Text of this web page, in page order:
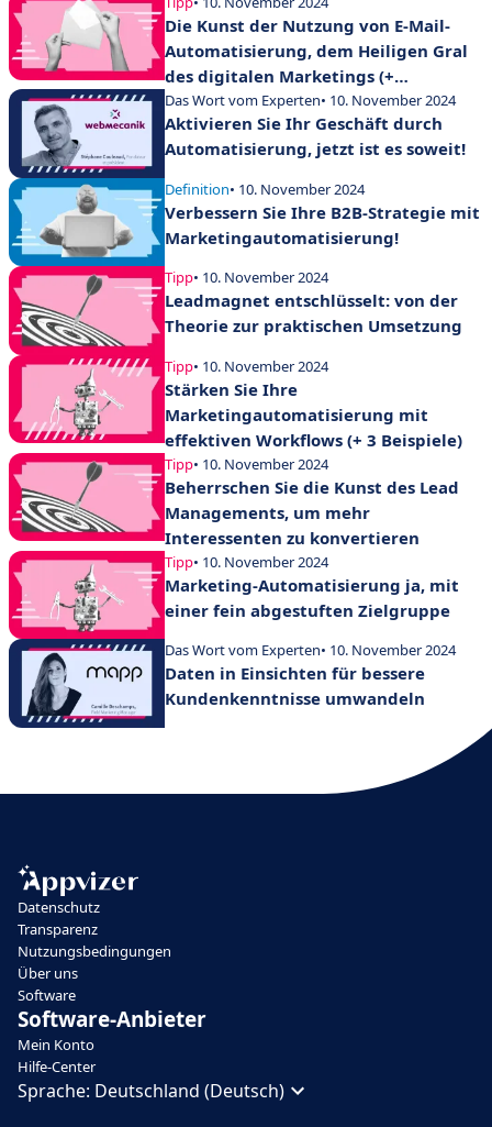
Die Kunst der Nutzung von E-Mail-
Automatisierung, dem Heiligen Gral
des digitalen Marketings (+
Fallbeispiele)
Das Wort vom Experten• 10. November 2024
Aktivieren Sie Ihr Geschäft durch
Automatisierung, jetzt ist es soweit!
Definition• 10. November 2024
Verbessern Sie Ihre B2B-Strategie mit
Marketingautomatisierung!
Tipp• 10. November 2024
Leadmagnet entschlüsselt: von der
Theorie zur praktischen Umsetzung
Tipp• 10. November 2024
Stärken Sie Ihre
Marketingautomatisierung mit
effektiven Workflows (+ 3 Beispiele)
Tipp• 10. November 2024
Beherrschen Sie die Kunst des Lead
Managements, um mehr
Interessenten zu konvertieren
Tipp• 10. November 2024
Marketing-Automatisierung ja, mit
einer fein abgestuften Zielgruppe
Das Wort vom Experten• 10. November 2024
Daten in Einsichten für bessere
Kundenkenntnisse umwandeln
Datenschutz
Transparenz
Nutzungsbedingungen
Über uns
Software
Software-Anbieter
Mein Konto
Hilfe-Center
Sprache: Deutschland (Deutsch)